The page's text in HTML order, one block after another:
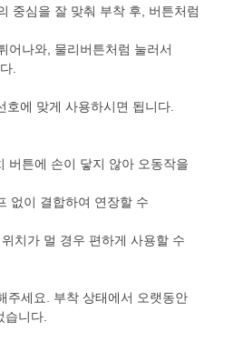
중심을 잘 맞춰 부착 후, 버튼처럼
어나와, 물리버튼처럼 눌러서
.
에 맞게 사용하시면 됩니다.
버튼에 손이 닿지 않아 오동작을
없이 결합하여 연장할 수
치가 멀 경우 편하게 사용할 수
주세요. 부착 상태에서 오랫동안
니다.